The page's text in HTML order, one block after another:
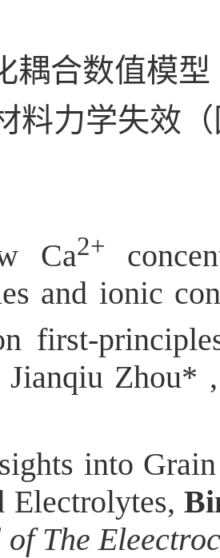
耦合数值模
料力学失效
Ca2+
and ionic
first-
Jianqiu Zhou*
into
Electrolytes,
The